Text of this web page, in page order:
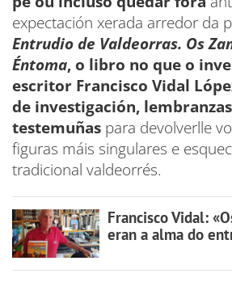
expectación xerada arredor da
Entrudio de Valdeorras. Os
Éntoma, o libro no que o
escritor Francisco Vidal
de investigación,
testemuñas para devolverlle
figuras máis singulares e
tradicional valdeorrés.
Francisco Vidal:
eran a alma do